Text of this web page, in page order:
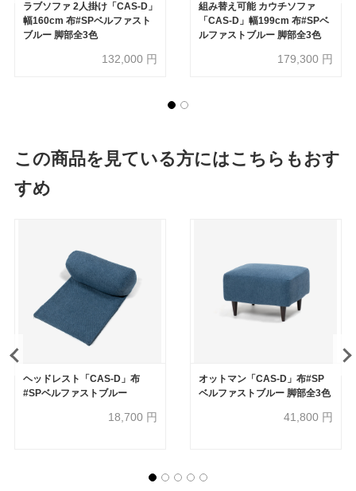
ラブソファ 2人掛け「CAS-D」
幅160cm 布#SPベルファスト
ブルー 脚部全3色
132,000 円
組み替え可能 カウチソファ
「CAS-D」幅199cm 布#SPベ
ルファストブルー 脚部全3色
179,300 円
この商品を見ている方にはこちらもおす
すめ
ヘッドレスト「CAS-D」布
#SPベルファストブルー
18,700 円
オットマン「CAS-D」布#SP
ベルファストブルー 脚部全3色
41,800 円